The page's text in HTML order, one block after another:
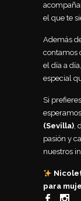
el que te
Además
contamos
el día a
especial
Si
(Sevilla),
pasión y
nuestros
para